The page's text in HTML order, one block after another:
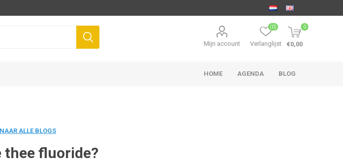
Mijn account Verlanglijst
(0) 0
€0,00
HOME AGENDA BLOG
ALLE BLOGS
thee fluoride?